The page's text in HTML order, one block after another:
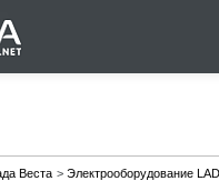
Веста > Электрооборудование